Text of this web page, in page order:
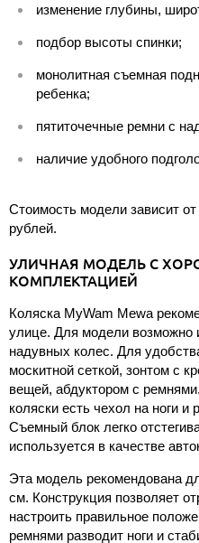
изменение глубины,
подбор высоты спинки;
монолитная съемная
ребенка;
пятиточечные ремни с
наличие удобного
Стоимость модели зависит
рублей.
УЛИЧНАЯ МОДЕЛЬ С
КОМПЛЕКТАЦИЕЙ
Коляска MyWam Mewa
улице. Для модели возможно
надувных колес. Для
москитной сеткой, зонтом с
вещей, абдуктором с
коляски есть чехол на ноги и
Съемный блок легко
используется в качестве
Эта модель рекомендована
см. Конструкция позволяет
настроить правильное
ремнями разводит ноги и